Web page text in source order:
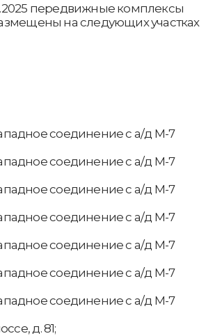
передвижные комплексы
на следующих участках
соединение с а/д М-7
соединение с а/д М-7
соединение с а/д М-7
соединение с а/д М-7
соединение с а/д М-7
соединение с а/д М-7
соединение с а/д М-7
д. 81;